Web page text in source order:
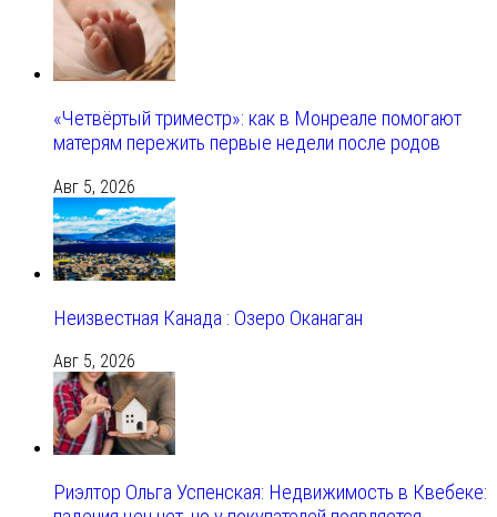
«Четвёртый триместр»: как в Монреале помогают
матерям пережить первые недели после родов
Авг 5, 2026
Неизвестная Канада : Озеро Оканаган
Авг 5, 2026
Риэлтор Ольга Успенская: Недвижимость в Квебеке: